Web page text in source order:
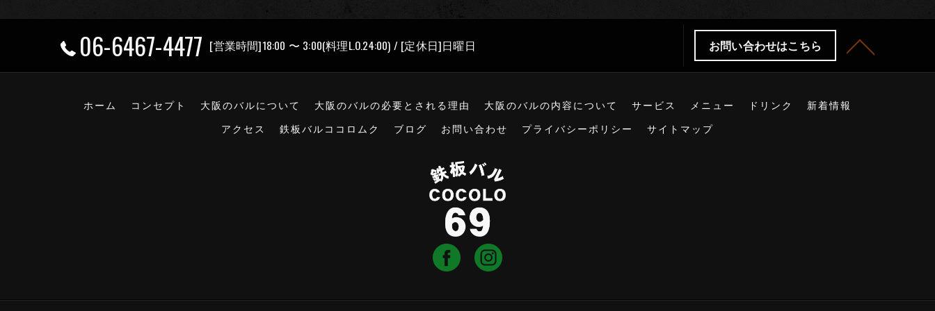
06-6467-4477 [営業時間]18:00 〜 3:00(料理L.O.24:00) / [定休日]日曜日 お問い合わせはこちら
ホーム コンセプト 大阪のバルについて 大阪のバルの必要とされる理由 大阪のバルの内容について サービス メニュー ドリンク
新着情報
アクセス
鉄板バルココロムク ブログ お問い合わせ プライバシーポリシー サイトマップ